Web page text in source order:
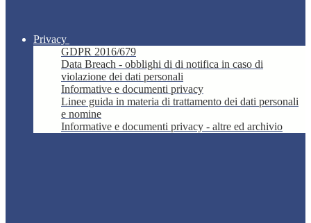
Privacy
GDPR 2016/679
Data Breach - obblighi di di notifica in caso di
violazione dei dati personali
Informative e documenti privacy
Linee guida in materia di trattamento dei dati personali
e nomine
Informative e documenti privacy - altre ed archivio